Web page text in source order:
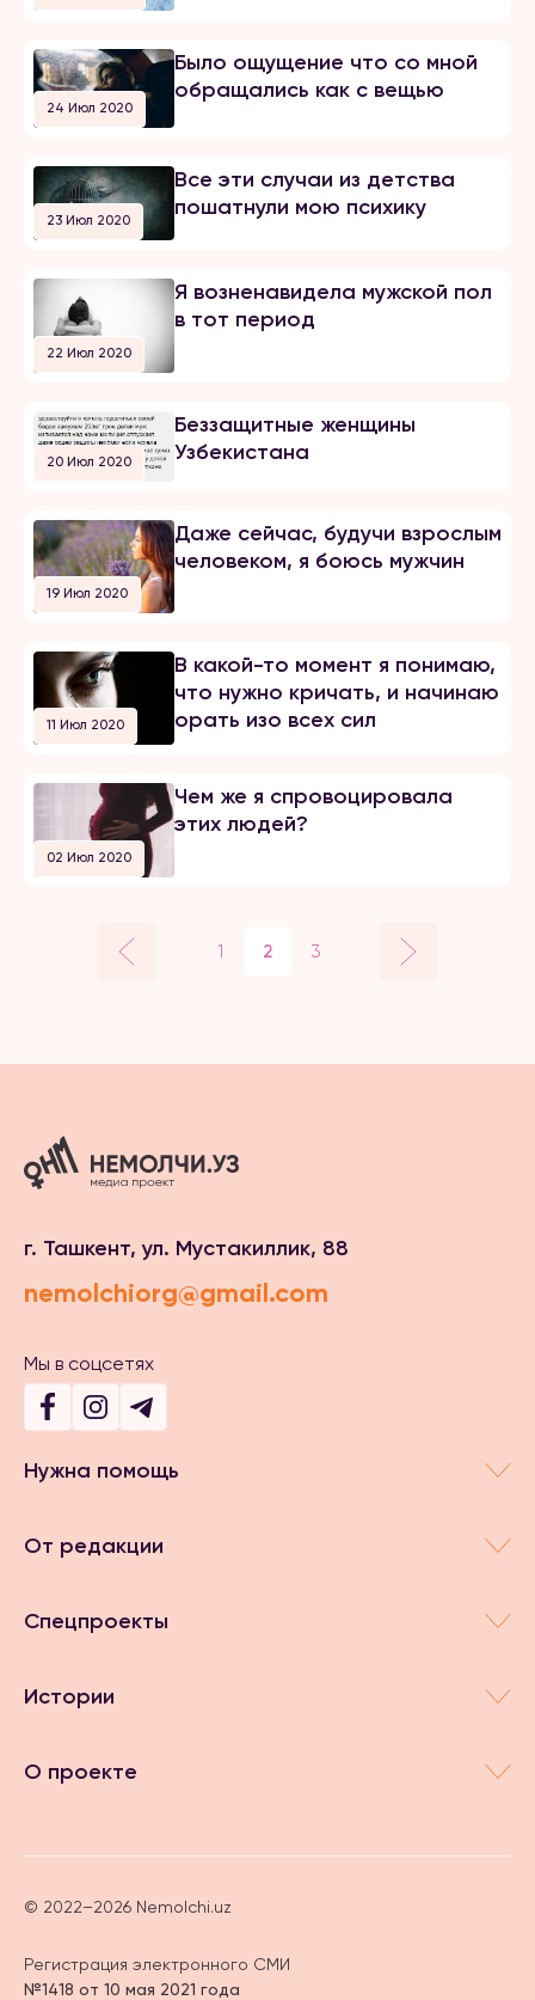
24 Июл 2020
Было ощущение что со мной
обращались как с вещью
23 Июл 2020
Все эти случаи из детства
пошатнули мою психику
22 Июл 2020
Я возненавидела мужской пол
в тот период
20 Июл 2020
Беззащитные женщины
Узбекистана
19 Июл 2020
Даже сейчас, будучи взрослым
человеком, я боюсь мужчин
11 Июл 2020
В какой-то момент я понимаю,
что нужно кричать, и начинаю
орать изо всех сил
02 Июл 2020
Чем же я спровоцировала
этих людей?
1 2 3
г. Ташкент, ул. Мустакиллик, 88
nemolchiorg@gmail.com
Мы в соцсетях
Нужна помощь
От редакции
Спецпроекты
Истории
О проекте
© 2022–2026 Nemolchi.uz
Регистрация электронного СМИ
№1418 от 10 мая 2021 года